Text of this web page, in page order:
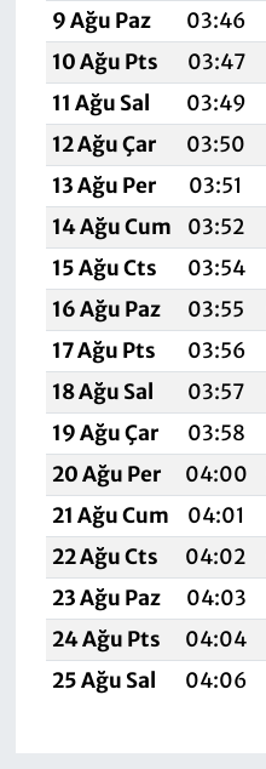
9 Ağu Paz
03:46
10 Ağu Pts
03:47
11 Ağu Sal
03:49
12 Ağu Çar
03:50
13 Ağu Per
03:51
14 Ağu Cum
03:52
15 Ağu Cts
03:54
16 Ağu Paz
03:55
17 Ağu Pts
03:56
18 Ağu Sal
03:57
19 Ağu Çar
03:58
20 Ağu Per
04:00
21 Ağu Cum
04:01
22 Ağu Cts
04:02
23 Ağu Paz
04:03
24 Ağu Pts
04:04
25 Ağu Sal
04:06